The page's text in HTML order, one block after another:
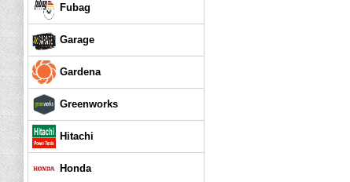
Fubag
Garage
Gardena
Greenworks
Hitachi
Honda